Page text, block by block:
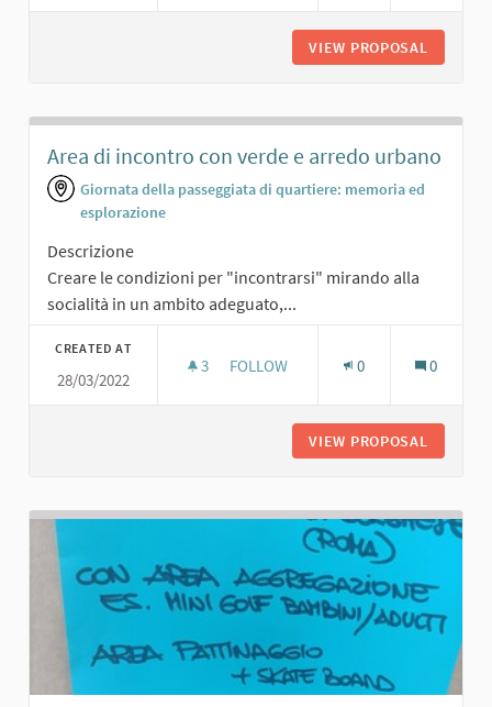
VIEW PROPOSAL
Area di incontro con verde e arredo urbano
Giornata della passeggiata di quartiere: memoria ed
esplorazione
Descrizione
Creare le condizioni per "incontrarsi" mirando alla
socialità in un ambito adeguato,...
CREATED AT
28/03/2022
3 3 FOLLOWERS
FOLLOW 0 0
VIEW PROPOSAL